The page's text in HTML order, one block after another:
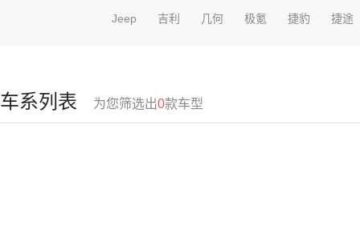
Jeep 吉利 几何 极氪 捷豹 捷途
车系列表 为您筛选出0款车型